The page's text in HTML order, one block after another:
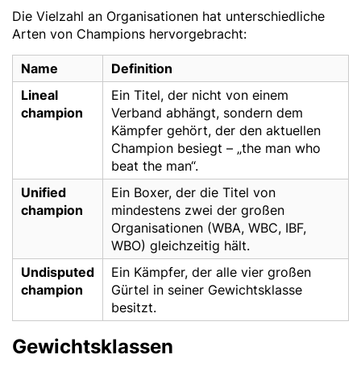
Die Vielzahl an Organisationen hat unterschiedliche
Arten von Champions hervorgebracht:
Name
Definition
Lineal
champion
Ein Titel, der nicht von einem
Verband abhängt, sondern dem
Kämpfer gehört, der den aktuellen
Champion besiegt – „the man who
beat the man“.
Unified
champion
Ein Boxer, der die Titel von
mindestens zwei der großen
Organisationen (WBA, WBC, IBF,
WBO) gleichzeitig hält.
Undisputed
champion
Ein Kämpfer, der alle vier großen
Gürtel in seiner Gewichtsklasse
besitzt.
Gewichtsklassen